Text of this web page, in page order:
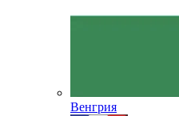
Венгрия